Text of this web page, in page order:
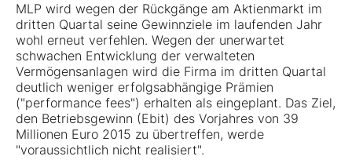
MLP wird wegen der Rückgänge am Aktienmarkt im
dritten Quartal seine Gewinnziele im laufenden Jahr
wohl erneut verfehlen. Wegen der unerwartet
schwachen Entwicklung der verwalteten
Vermögensanlagen wird die Firma im dritten Quartal
deutlich weniger erfolgsabhängige Prämien
("performance fees") erhalten als eingeplant. Das Ziel,
den Betriebsgewinn (Ebit) des Vorjahres von 39
Millionen Euro 2015 zu übertreffen, werde
"voraussichtlich nicht realisiert".